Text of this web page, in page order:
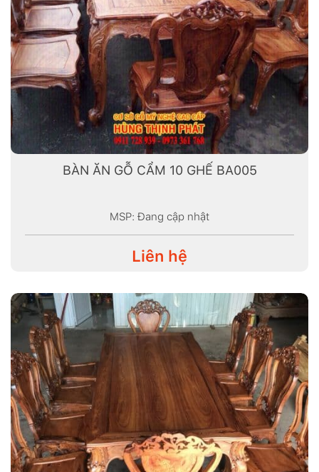
BÀN ĂN GỖ CẨM 10 GHẾ BA005
MSP: Đang cập nhật
Liên hệ